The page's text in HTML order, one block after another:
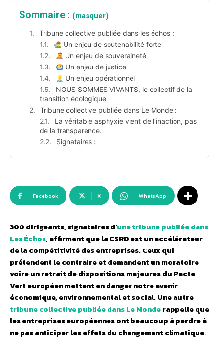
Sommaire : (masquer)
Tribune collective publiée dans les échos :
Un enjeu de soutenabilité forte
Un enjeu de souveraineté
Un enjeu de justice
Un enjeu opérationnel
NOUS SOMMES VIVANTS, le collectif de la
transition écologique
Tribune collective publiée dans Le Monde :
La véritable asphyxie vient de l’inaction, pas
de la transparence.
Signataires :
Facebook X WhatsApp
300 dirigeants, signataires d’une tribune publiée dans
Les Échos, affirment que la CSRD est un accélérateur
de la compétitivité des entreprises. Ceux qui
prétendent le contraire et demandent un moratoire
voire un retrait de dispositions majeures du Pacte
Vert européen mettent en danger notre avenir
économique, environnemental et social.Une autre
tribune collective publiée dans Le Monderappelle que
les entreprises européennes ont beaucoup à perdre à
ne pas anticiper les effets du changement climatique.